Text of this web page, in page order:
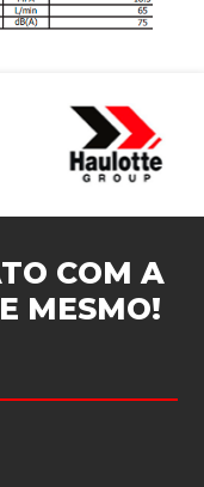
COM A
MESMO!